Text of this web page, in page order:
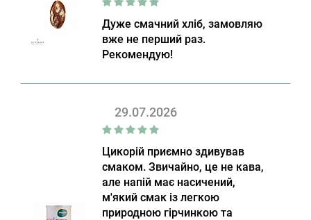
Дуже смачний хліб, замовляю
вже не перший раз.
Рекомендую!
29.07.2026
Цикорій приємно здивував
смаком. Звичайно, це не кава,
але напій має насичений,
м'який смак із легкою
природною гірчинкою та